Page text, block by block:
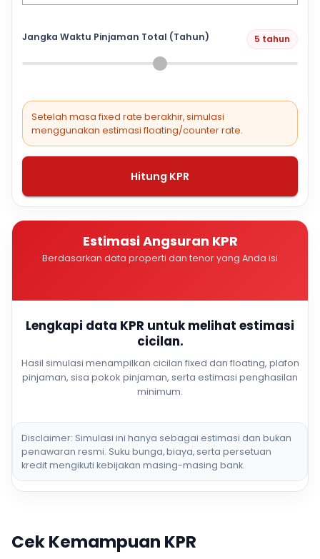
Jangka Waktu Pinjaman Total (Tahun) 5 tahun
Setelah masa fixed rate berakhir, simulasi
menggunakan estimasi floating/counter rate.
Hitung KPR
Estimasi Angsuran KPR
Berdasarkan data properti dan tenor yang Anda isi
Lengkapi data KPR untuk melihat estimasi
cicilan.
Hasil simulasi menampilkan cicilan fixed dan floating, plafon
pinjaman, sisa pokok pinjaman, serta estimasi penghasilan
minimum.
Disclaimer: Simulasi ini hanya sebagai estimasi dan bukan
penawaran resmi. Suku bunga, biaya, serta persetuan
kredit mengikuti kebijakan masing-masing bank.
Cek Kemampuan KPR